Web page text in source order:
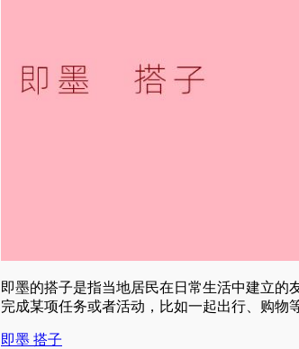
即墨的搭子是指当地居民在日常生活中建立的
完成某项任务或者活动，比如一起出行、购物
即墨 搭子